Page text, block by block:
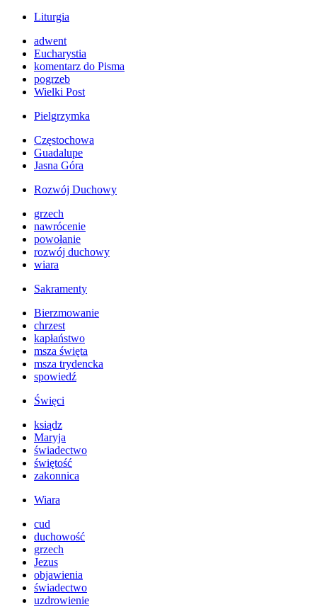
Liturgia
adwent
Eucharystia
komentarz do Pisma
pogrzeb
Wielki Post
Pielgrzymka
Częstochowa
Guadalupe
Jasna Góra
Rozwój Duchowy
grzech
nawrócenie
powołanie
rozwój duchowy
wiara
Sakramenty
Bierzmowanie
chrzest
kapłaństwo
msza święta
msza trydencka
spowiedź
Święci
ksiądz
Maryja
świadectwo
świętość
zakonnica
Wiara
cud
duchowość
grzech
Jezus
objawienia
świadectwo
uzdrowienie